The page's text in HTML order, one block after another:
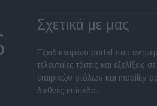
Σχετικά με μας
Εξειδικευμένο portal που
τελευταίες τάσεις και εξελίξεις
εταιρικών στόλων και mobility
διεθνές επίπεδο.